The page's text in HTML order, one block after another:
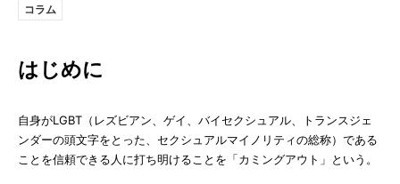
コラム
はじめに
自身がLGBT（レズビアン、ゲイ、バイセクシュアル、トランスジェ
ンダーの頭文字をとった、セクシュアルマイノリティの総称）である
ことを信頼できる人に打ち明けることを「カミングアウト」という。